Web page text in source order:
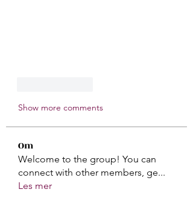
Show more comments
Om
Welcome to the group! You can
connect with other members, ge...
Les mer